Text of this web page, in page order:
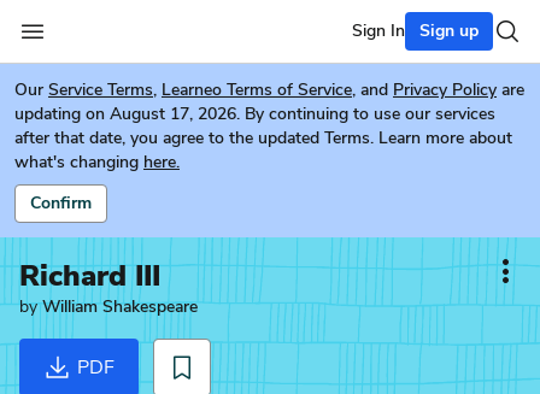
Sign In Sign up
Our Service Terms, Learneo Terms of Service, and Privacy Policy are
updating on August 17, 2026. By continuing to use our services
after that date, you agree to the updated Terms. Learn more about
what's changing here.
Confirm
Richard III
byWilliam Shakespeare
PDF